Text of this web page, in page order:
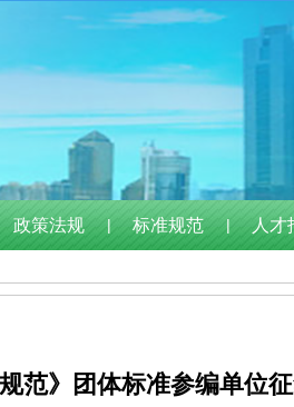
政策法规 | 标准规范 | 人才
范》团体标准参编单位